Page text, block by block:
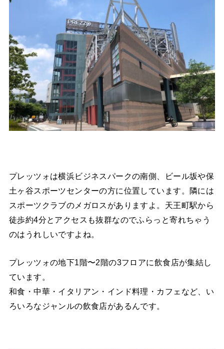
プレッツォは横浜ビジネスパークの南側、ビール坂や保
土ヶ谷スポーツセンターの方に位置しています。隣には
スポーツクラブのメガロスがありますよ。天王町駅から
徒歩約4分とアクセスも抜群なのでふらっと寄れちゃう
のはうれしいですよね。
プレッツォの地下1階〜2階の3フロアに飲食店が集結し
ています。
和食・中華・イタリアン・インド料理・カフェなど、い
ろいろなジャンルの飲食店があるんです。